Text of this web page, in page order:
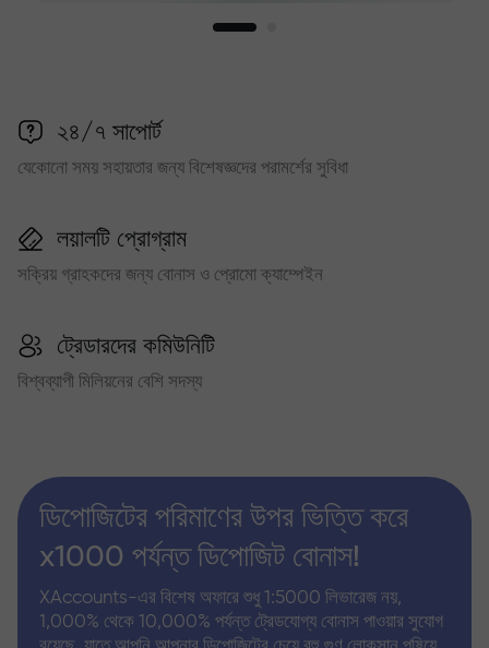
২৪/৭ সাপোর্ট
যেকোনো সময় সহায়তার জন্য বিশেষজ্ঞদের পরামর্শের সুবিধা
লয়ালটি প্রোগ্রাম
সক্রিয় গ্রাহকদের জন্য বোনাস ও প্রোমো ক্যাম্পেইন
ট্রেডারদের কমিউনিটি
বিশ্বব্যাপী মিলিয়নের বেশি সদস্য
ডিপোজিটের পরিমাণের উপর ভিত্তি করে
x1000 পর্যন্ত ডিপোজিট বোনাস!
XAccounts-এর বিশেষ অফারে শুধু 1:5000 লিভারেজ নয়,
1,000% থেকে 10,000% পর্যন্ত ট্রেডযোগ্য বোনাস পাওয়ার সুযোগ